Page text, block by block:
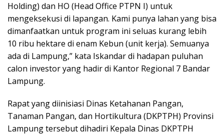
Holding) dan HO (Head Office PTPN I) untuk
mengeksekusi di lapangan. Kami punya lahan yang bisa
dimanfaatkan untuk program ini seluas kurang lebih
10 ribu hektare di enam Kebun (unit kerja). Semuanya
ada di Lampung,” kata Iskandar di hadapan puluhan
calon investor yang hadir di Kantor Regional 7 Bandar
Lampung.
Rapat yang diinisiasi Dinas Ketahanan Pangan,
Tanaman Pangan, dan Hortikultura (DKPTPH) Provinsi
Lampung tersebut dihadiri Kepala Dinas DKPTPH